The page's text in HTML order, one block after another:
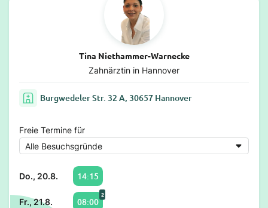
Tina Niethammer-Warnecke
Zahnärztin in Hannover
Burgwedeler Str. 32 A, 30657 Hannover
Freie Termine für
Do., 20.8. 14:15
Fr., 21.8. 08:00
2